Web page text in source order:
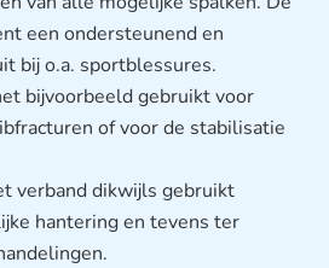
een ondersteunend en
bij o.a. sportblessures.
bijvoorbeeld gebruikt voor
of voor de stabilisatie
verband dikwijls gebruikt
hantering en tevens ter